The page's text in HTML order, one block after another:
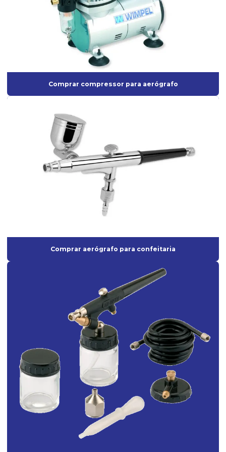
Filtro lubrificante para compressor
Filtro regulador e lubrificador
Filtro regulador e lubrificador de ar
Interface para Roquite
Lixadeira de parede industrial
Lixadeira Pneumática
Lixadeira pneumática para pintura
Lixadeira roto-orbital elétrica
Lixadeira roto-orbital pneumática
Lixadeira roto orbital profissional
Lixadeira roto orbital a venda
Mangueira de Borracha para ar Comprimido
Mangueira industrial para ar comprimido
Misturador elétrico para tinta
Onde comprar aerógrafo para maquiagem
Pistola para aplicação de textura
Pistola para emborrachamento
Pistola de pintura de alta pressão
Pistola de pintura de ar direto
Pistola de pintura ar direto profissional
Comprar compressor para aerógrafo
Comprar aerógrafo para confeitaria